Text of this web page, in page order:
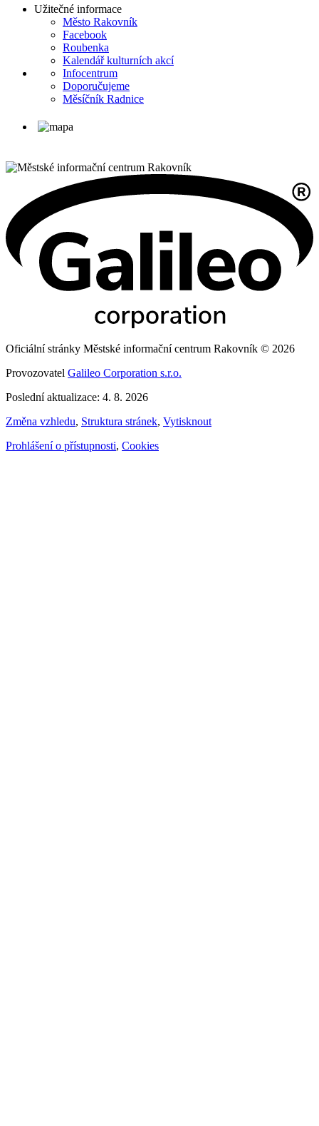
Užitečné informace
Město Rakovník
Facebook
Roubenka
Kalendář kulturních akcí
Infocentrum
Doporučujeme
Měsíčník Radnice
Oficiální stránky Městské informační centrum Rakovník © 2026
Provozovatel Galileo Corporation s.r.o.
Poslední aktualizace: 4. 8. 2026
Změna vzhledu, Struktura stránek, Vytisknout
Prohlášení o přístupnosti, Cookies